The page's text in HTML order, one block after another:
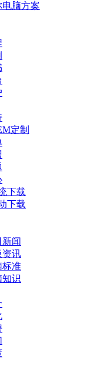
脑方案
定制
下载
下载
闻
资讯
标准
知识